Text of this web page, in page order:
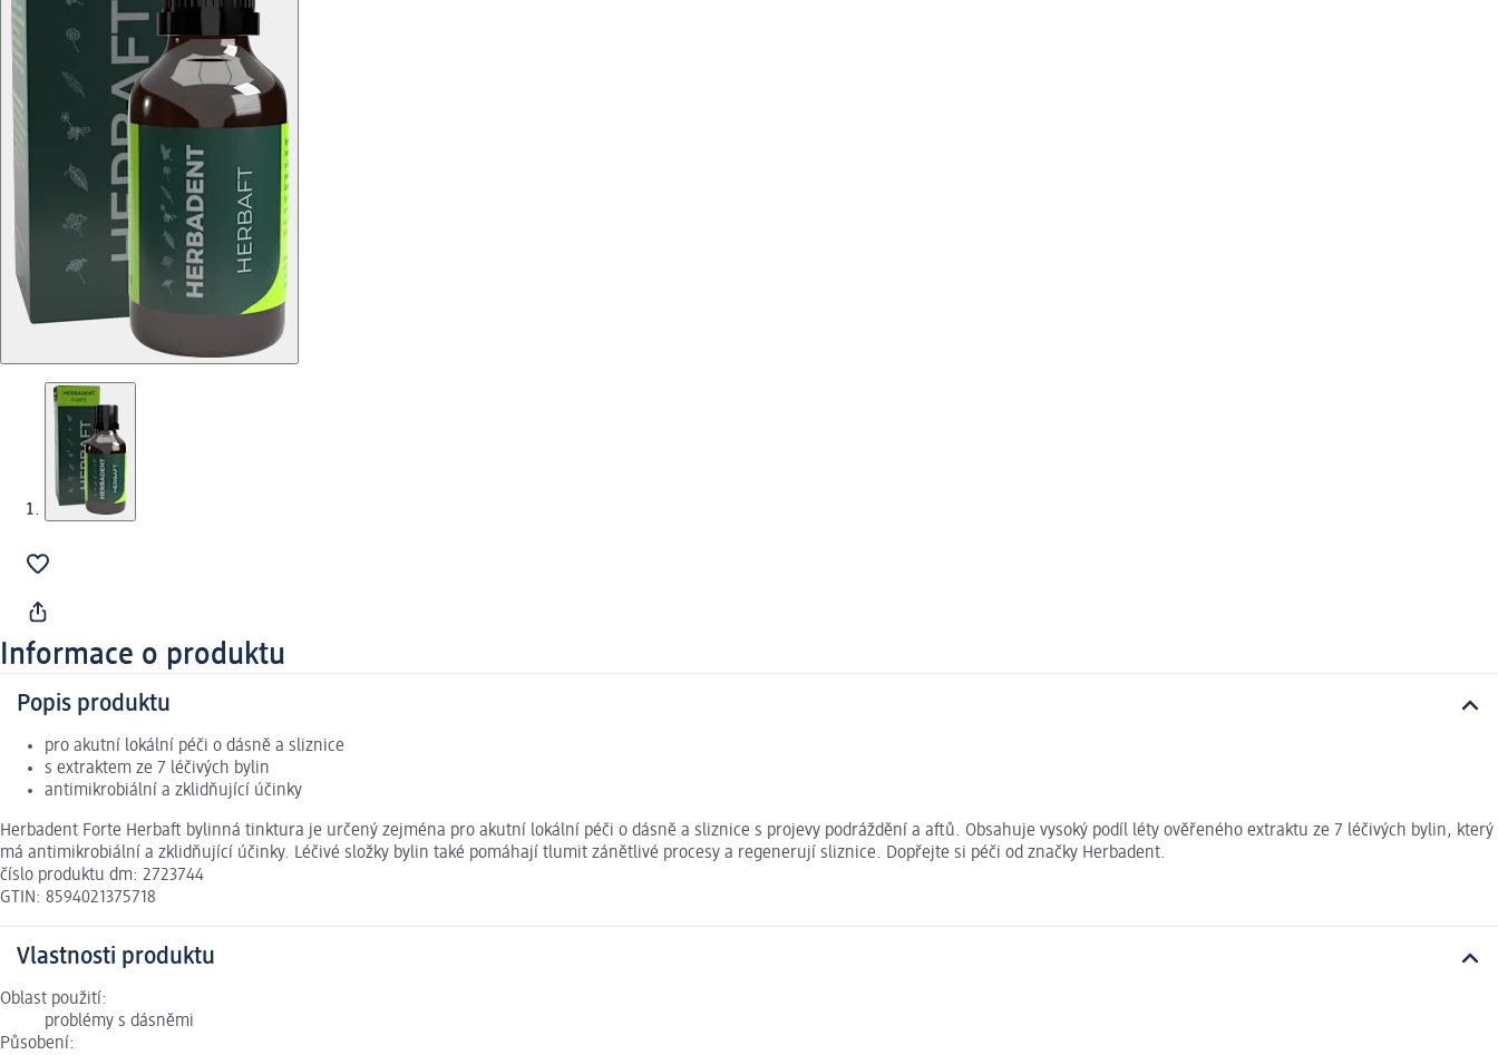
Informace o produktu
Popis produktu
pro akutní lokální péči o dásně a sliznice
s extraktem ze 7 léčivých bylin
antimikrobiální a zklidňující účinky
Herbadent Forte Herbaft bylinná tinktura je určený zejména pro akutní lokální péči o dásně a sliznice s projevy podráždění a aftů. Obsahuje vysoký podíl léty ověřeného extraktu ze 7 léčivých bylin, který
má antimikrobiální a zklidňující účinky. Léčivé složky bylin také pomáhají tlumit zánětlivé procesy a regenerují sliznice. Dopřejte si péči od značky Herbadent.
číslo produktu dm: 2723744
GTIN: 8594021375718
Vlastnosti produktu
Oblast použití:
problémy s dásněmi
Působení: